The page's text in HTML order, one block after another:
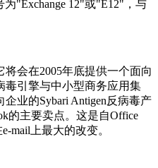
"Exchange 12"或"E12"，与
会在2005年底提供一个面向
毒引擎与中小型商务应用集
业的Sybari Antigen反病毒产
的主要卖点。这是自Office
mail上最大的改变。